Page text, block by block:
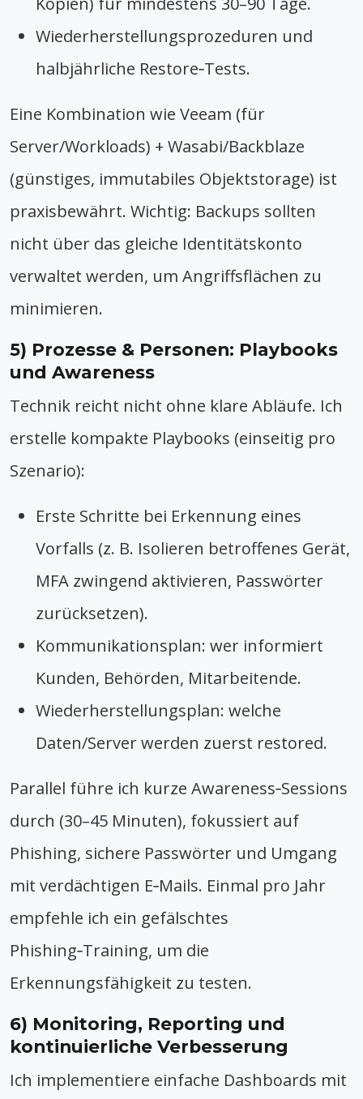
Wiederherstellungsprozeduren und
halbjährliche Restore‑Tests.
Eine Kombination wie Veeam (für
Server/Workloads) + Wasabi/Backblaze
(günstiges, immutabiles Objektstorage) ist
praxisbewährt. Wichtig: Backups sollten
nicht über das gleiche Identitätskonto
verwaltet werden, um Angriffsflächen zu
minimieren.
5) Prozesse & Personen: Playbooks
und Awareness
Technik reicht nicht ohne klare Abläufe. Ich
erstelle kompakte Playbooks (einseitig pro
Szenario):
Erste Schritte bei Erkennung eines
Vorfalls (z. B. Isolieren betroffenes Gerät,
MFA zwingend aktivieren, Passwörter
zurücksetzen).
Kommunikationsplan: wer informiert
Kunden, Behörden, Mitarbeitende.
Wiederherstellungsplan: welche
Daten/Server werden zuerst restored.
Parallel führe ich kurze Awareness‑Sessions
durch (30–45 Minuten), fokussiert auf
Phishing, sichere Passwörter und Umgang
mit verdächtigen E‑Mails. Einmal pro Jahr
empfehle ich ein gefälschtes
Phishing‑Training, um die
Erkennungsfähigkeit zu testen.
6) Monitoring, Reporting und
kontinuierliche Verbesserung
Ich implementiere einfache Dashboards mit